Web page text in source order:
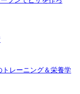
レーニング＆栄養学